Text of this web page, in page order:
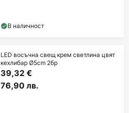
В наличност
LED восъчна свещ крем светлина цвят
кехлибар Ø5cm 2бр
39,32 €
76,90 лв.